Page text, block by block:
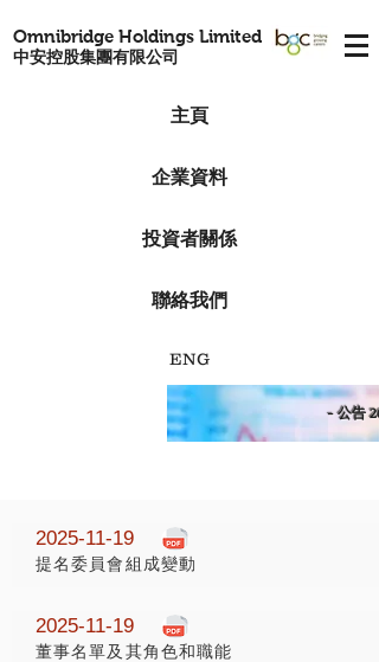
Omnibridge Holdings Limited
中安控股集團有限公司
主頁
企業資料
投資者關係
聯絡我們
ENG
- 公告
2025-11-19
提名委員會組成變動
2025-11-19
董事名單及其角色和職能